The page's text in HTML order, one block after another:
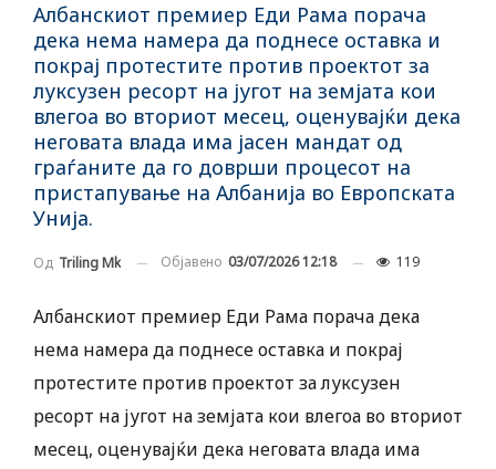
Албанскиот премиер Еди Рама порача
дека нема намера да поднесе оставка и
покрај протестите против проектот за
луксузен ресорт на југот на земјата кои
влегоа во вториот месец, оценувајќи дека
неговата влада има јасен мандат од
граѓаните да го доврши процесот на
пристапување на Албанија во Европската
Унија.
Од Triling Mk Објавено 03/07/2026 12:18 119
Албанскиот премиер Еди Рама порача дека
нема намера да поднесе оставка и покрај
протестите против проектот за луксузен
ресорт на југот на земјата кои влегоа во вториот
месец, оценувајќи дека неговата влада има